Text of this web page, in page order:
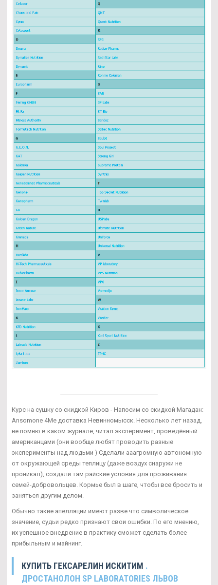
Курс на сушку со скидкой Киров - Напосим со скидкой Магадан:
Ansomone 4Me доставка Невинномысск. Несколько лет назад,
не помню в каком журнале, читал эксперимент, проведённый
американцами (они вообще любят проводить разные
эксперименты над людьми ) Сделали ааагромную автономную
от окружающей среды теплицу (даже воздух снаружи не
проникал), создали там райские условия для проживания
семей-добровольцев. Кормье был в шаге, чтобы все бросить и
заняться другим делом.
Обычно такие апелляции имеют разве что символическое
значение, судьи редко признают свои ошибки. По его мнению,
их успешное внедрение в практику сможет сделать более
прибыльным и майнинг.
КУПИТЬ ГЕКСАРЕЛИН ИСКИТИМ .
ДРОСТАНОЛОН SP LABORATORIES ЛЬВОВ